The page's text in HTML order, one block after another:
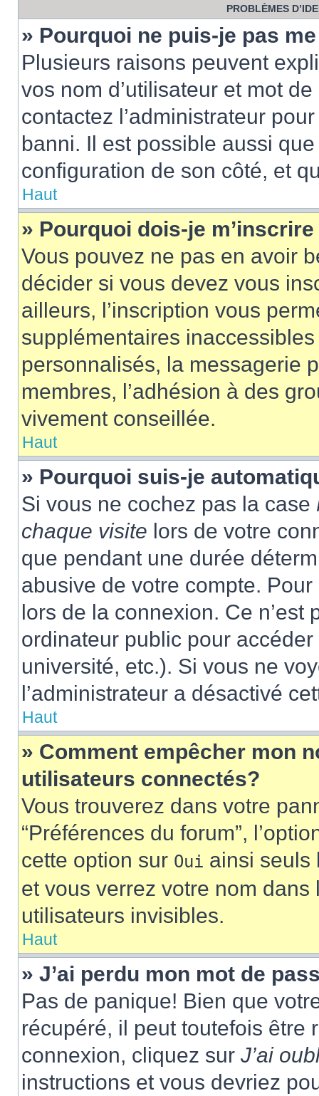
PROBLÈMES
» Pourquoi ne puis-je pas
Plusieurs raisons peuvent
vos nom d’utilisateur et mot
contactez l’administrateur
banni. Il est possible aussi
configuration de son côté, et
Haut
» Pourquoi dois-je
Vous pouvez ne pas en avoir
décider si vous devez vous
ailleurs, l’inscription vous
supplémentaires
personnalisés, la messagerie
membres, l’adhésion à des
vivement conseillée.
Haut
» Pourquoi suis-je
Si vous ne cochez pas la case
chaque visite lors de votre
que pendant une durée
abusive de votre compte.
lors de la connexion. Ce
ordinateur public pour
université, etc.). Si vous ne
l’administrateur a désactivé
Haut
» Comment empêcher mon
utilisateurs connectés?
Vous trouverez dans votre
“Préférences du forum”,
cette option sur Oui ainsi seuls
et vous verrez votre nom
utilisateurs invisibles.
Haut
» J’ai perdu mon mot de
Pas de panique! Bien que
récupéré, il peut toutefois être
connexion, cliquez sur J’ai
instructions et vous devriez